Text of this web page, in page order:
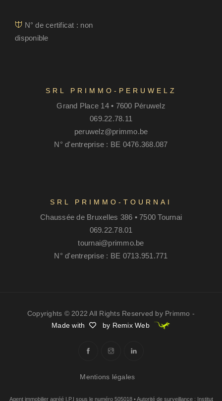
N° de certificat : non
disponible
SRL PRIMMO-PERUWELZ
Grand Place 14 • 7600 Péruwelz
069.22.78.11
peruwelz@primmo.be
N° d'entreprise : BE 0476.368.087
SRL PRIMMO-TOURNAI
Chaussée de Bruxelles 386 • 7500 Tournai
069.22.78.01
tournai@primmo.be
N° d'entreprise : BE 0713.951.771
Copyrights © 2022 All Rights Reserved by Primmo -
Made with
by Remix Web
Mentions légales
Agent immobilier agréé I.P.I sous le numéro 505018 • Autorité de surveillance : Institut